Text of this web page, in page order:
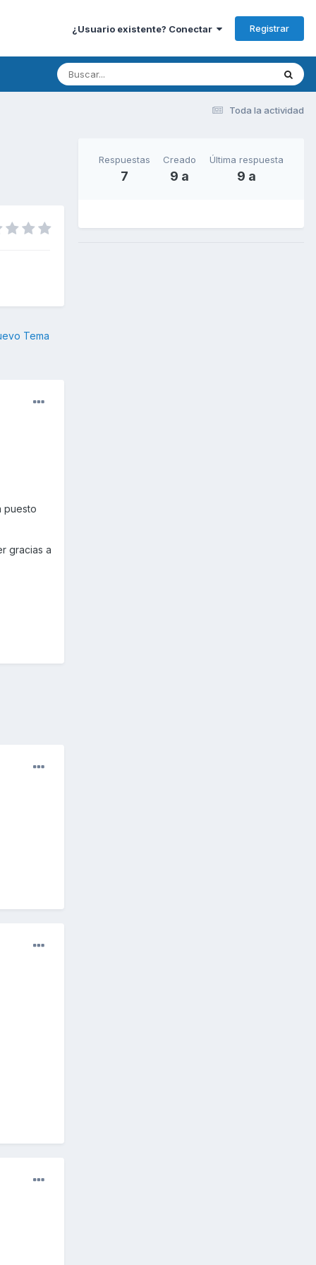
¿Usuario existente? Conectar Registrar
Toda la actividad
Tema
puesto
gracias a
Respuestas
7
Creado
9 a
Última respuesta
9 a